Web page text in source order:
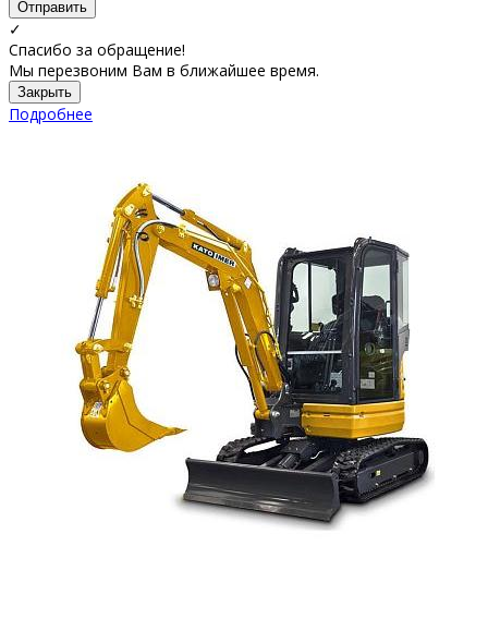
Отправить
✓
Спасибо за обращение!
Мы перезвоним Вам в ближайшее время.
Закрыть
Подробнее